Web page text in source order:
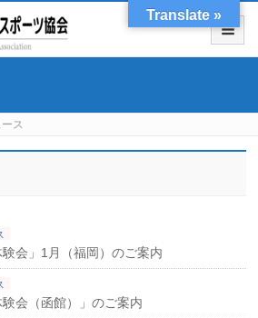
ス
験会」1月（福岡）のご案内
験会（函館）」のご案内
Translate »